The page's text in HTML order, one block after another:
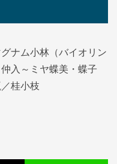
ナム小林（バイオリン
入～ミヤ蝶美・蝶子
桂小枝